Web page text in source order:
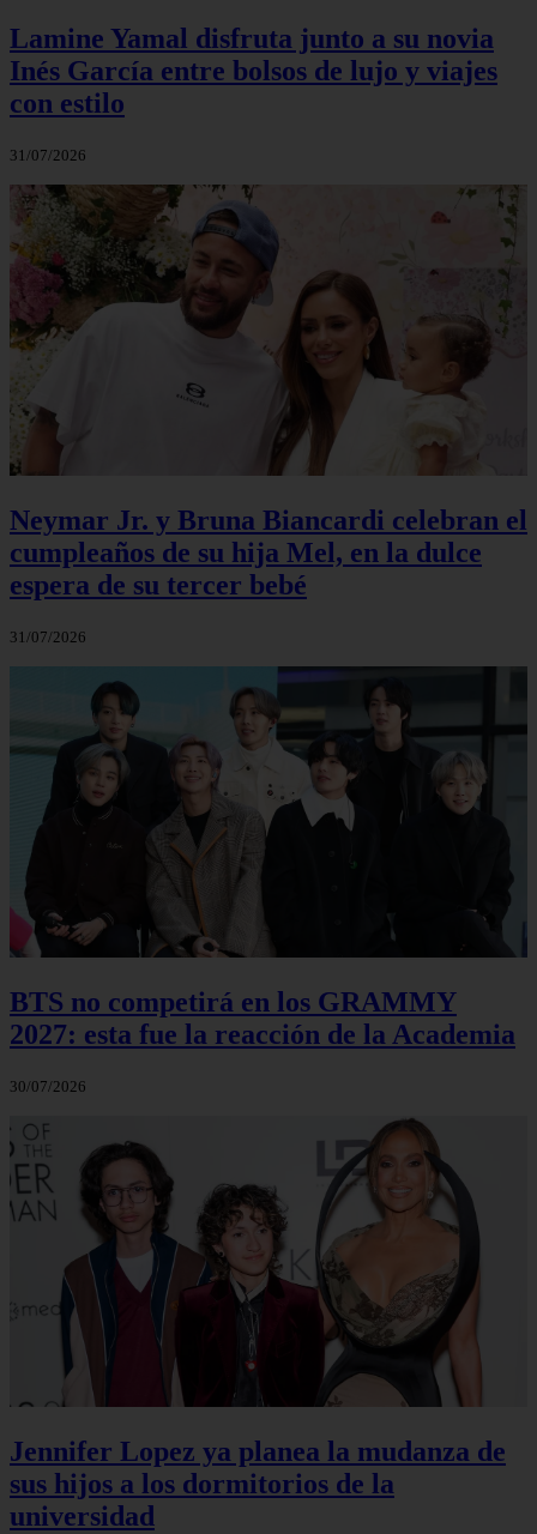
Lamine Yamal disfruta junto a su novia
Inés García entre bolsos de lujo y viajes
con estilo
31/07/2026
Neymar Jr. y Bruna Biancardi celebran el
cumpleaños de su hija Mel, en la dulce
espera de su tercer bebé
31/07/2026
BTS no competirá en los GRAMMY
2027: esta fue la reacción de la Academia
30/07/2026
Jennifer Lopez ya planea la mudanza de
sus hijos a los dormitorios de la
universidad